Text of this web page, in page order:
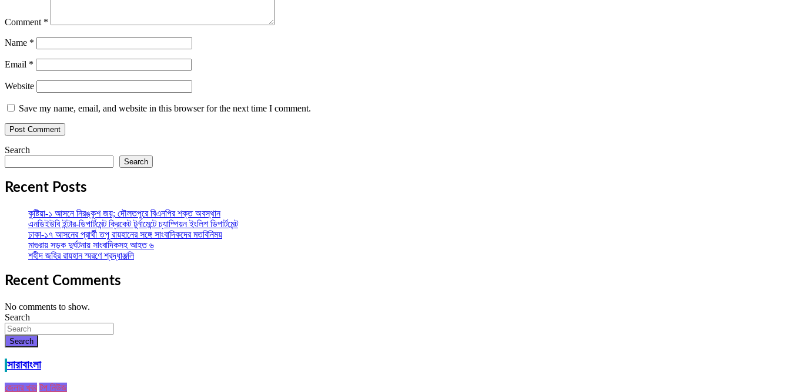
Comment *
Name *
Email *
Website
Save my name, email, and website in this browser for the next time I comment.
Search
Search
Recent Posts
কুষ্টিয়া-১ আসনে নিরঙ্কুশ জয়; দৌলতপুরে বিএনপির শক্ত অবস্থান
এনডিইউবি ইন্টার-ডিপার্টমেন্ট ক্রিকেট টুর্নামেন্টে চ্যাম্পিয়ন ইংলিশ ডিপার্টমেন্ট
ঢাকা-১৭ আসনের প্রার্থী তপু রায়হানের সঙ্গে সাংবাদিকদের মতবিনিময়
মাগুরায় সড়ক দুর্ঘটনায় সাংবাদিকসহ আহত ৬
শহীদ জহির রায়হান স্মরণে শ্রদ্ধাঞ্জলি
Recent Comments
No comments to show.
Search
Search
সারাবাংলা
জেলার খবর টপ নিউজ